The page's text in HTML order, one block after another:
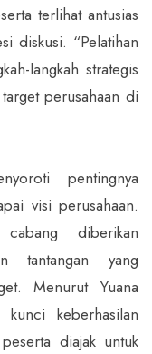
terlihat antusias
diskusi. “Pelatihan
langkah strategis
perusahaan di
pentingnya
visi perusahaan.
diberikan
tantangan yang
Menurut Yuana
keberhasilan
diajak untuk